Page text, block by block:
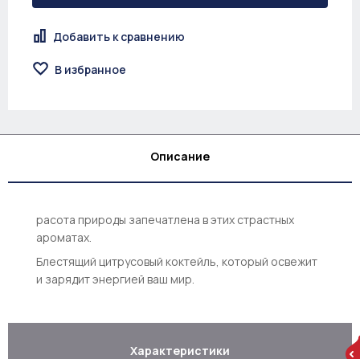
Добавить к сравнению
В избранное
Описание
расота природы запечатлена в этих страстных
ароматах.
Блестящий цитрусовый коктейль, который освежит
и зарядит энергией ваш мир.
Характеристики